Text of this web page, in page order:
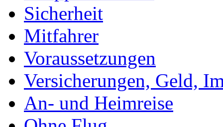
Sicherheit
Mitfahrer
Voraussetzungen
Versicherungen, Geld,
An- und Heimreise